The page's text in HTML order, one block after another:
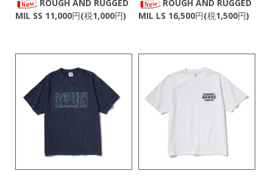
ROUGH AND RUGGED
MIL SS 11,000円(税1,000円)
ROUGH AND RUGGED
MIL LS 16,500円(税1,500円)